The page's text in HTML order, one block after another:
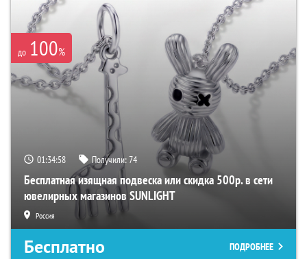
до 100%
01:34:57 Получили:74
Бесплатная изящная подвеска или скидка 500р. в сети
ювелирных магазинов SUNLIGHT
Россия
Бесплатно ПОДРОБНЕЕ